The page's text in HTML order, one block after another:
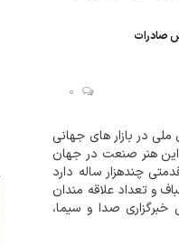
صادرات
0
در بازار های جهانی
برای معرفی این هنر صنعت در جهان
چندهزار ساله دارد
و تعداد علاقه مندان
صدا و سیما،